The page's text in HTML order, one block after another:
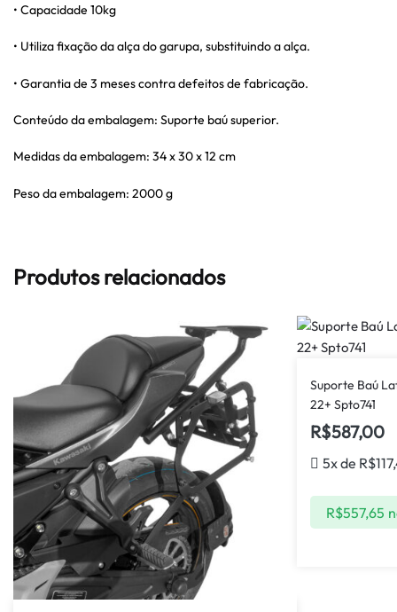
• Capacidade 10kg
• Utiliza fixação da alça do garupa, substituindo a alça.
• Garantia de 3 meses contra defeitos de fabricação.
Conteúdo da embalagem: Suporte baú superior.
Medidas da embalagem: 34 x 30 x 12 cm
Peso da embalagem: 2000 g
Produtos relacionados
Suporte Baú
22+ Spto741
R$587,00
5x de R$
R$557,65